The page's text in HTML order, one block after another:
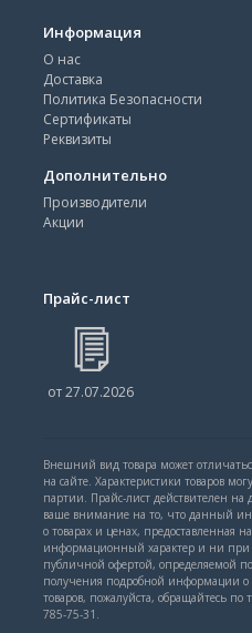
Информация
О нас
Доставка
Политика Безопасности
Сертификаты
Реквизиты
Дополнительно
Производители
Акции
Прайс-лист
от 27.07.2026
Внешний вид товара может
на сайте. Характеристики товаров
партии. Прайс-лист действителен
ваше внимание на то, что данный
о товарах и ценах, предоставленная
информационный характер и ни при
публичной офертой, определяемой
получения подробной информации
товаров, пожалуйста, обращайтесь
785-75-31.